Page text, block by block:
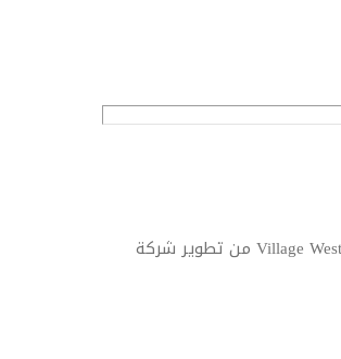
فرصتك الآن لامتلاك تاون هاوس فاخر جاهز للسكن في أحد أرقى كمبوندات الشيخ زايد، Village West من تطوير شركة